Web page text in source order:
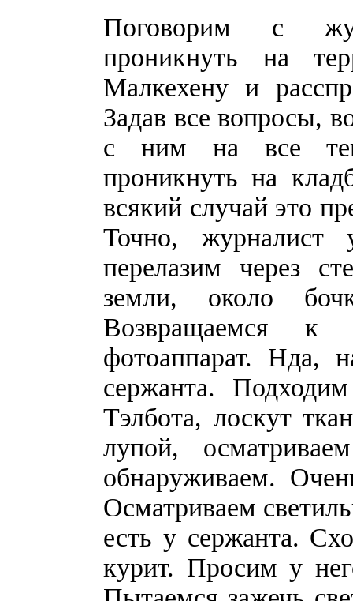
Поговорим с
проникнуть на
Малкехену и
Задав все вопросы,
с ним на все
проникнуть на
всякий случай это
Точно, журналист
перелазим через
земли, около
Возвращаемся к
фотоаппарат. Нда,
сержанта.
Тэлбота, лоскут
лупой,
обнаруживаем.
Осматриваем
есть у сержанта.
курит. Просим у